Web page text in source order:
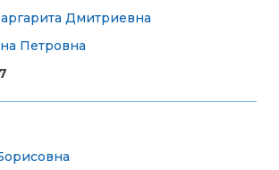
Дмитриевна
Петровна